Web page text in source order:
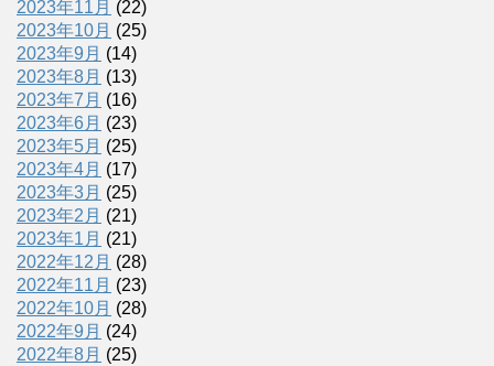
2023年11月 (22)
2023年10月 (25)
2023年9月 (14)
2023年8月 (13)
2023年7月 (16)
2023年6月 (23)
2023年5月 (25)
2023年4月 (17)
2023年3月 (25)
2023年2月 (21)
2023年1月 (21)
2022年12月 (28)
2022年11月 (23)
2022年10月 (28)
2022年9月 (24)
2022年8月 (25)